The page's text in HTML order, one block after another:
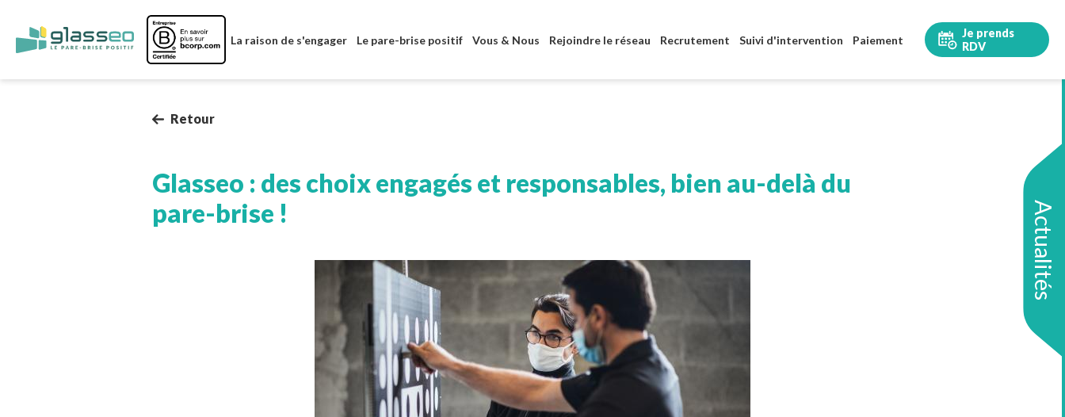
Image
La raison de s'engager Le pare-brise positif Vous & Nous Rejoindre le réseau Recrutement Suivi d'intervention Paiement
Je prends
RDV
Actualités
Retour
Glasseo : des choix engagés et responsables, bien au-delà du
pare-brise !